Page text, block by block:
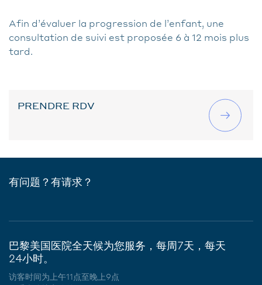
Afin d’évaluer la progression de l’enfant, une
consultation de suivi est proposée 6 à 12 mois plus
tard.
PRENDRE RDV
有问题？有请求？
巴黎美国医院全天候为您服务，每周7天，每天
24小时。
访客时间为上午11点至晚上9点